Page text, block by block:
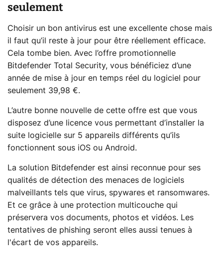
seulement
Choisir un bon antivirus est une excellente chose mais
il faut qu’il reste à jour pour être réellement efficace.
Cela tombe bien. Avec l’offre promotionnelle
Bitdefender Total Security, vous bénéficiez d’une
année de mise à jour en temps réel du logiciel pour
seulement 39,98 €.
L’autre bonne nouvelle de cette offre est que vous
disposez d’une licence vous permettant d’installer la
suite logicielle sur 5 appareils différents qu’ils
fonctionnent sous iOS ou Android.
La solution Bitdefender est ainsi reconnue pour ses
qualités de détection des menaces de logiciels
malveillants tels que virus, spywares et ransomwares.
Et ce grâce à une protection multicouche qui
préservera vos documents, photos et vidéos. Les
tentatives de phishing seront elles aussi tenues à
l'écart de vos appareils.